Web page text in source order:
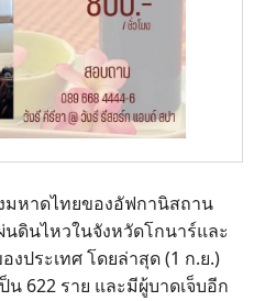
มหาดไทยของอัฟกานิสถาน
ดินไหวในจังหวัดโกนาร์และ
ประเทศ โดยล่าสุด (1 ก.ย.)
622 ราย และมีผู้บาดเจ็บอีก